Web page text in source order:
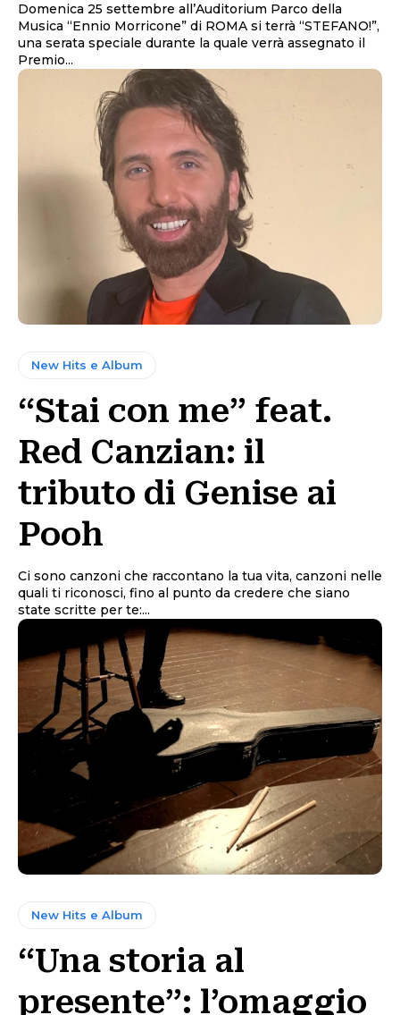
Domenica 25 settembre all’Auditorium Parco della
Musica “Ennio Morricone” di ROMA si terrà “STEFANO!”,
una serata speciale durante la quale verrà assegnato il
Premio...
New Hits e Album
“Stai con me” feat.
Red Canzian: il
tributo di Genise ai
Pooh
Ci sono canzoni che raccontano la tua vita, canzoni nelle
quali ti riconosci, fino al punto da credere che siano
state scritte per te:...
New Hits e Album
“Una storia al
presente”: l’omaggio